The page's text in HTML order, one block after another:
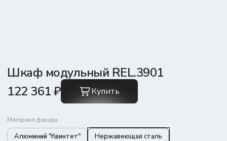
Шкаф модульный REL.3901
122 361 ₽
Купить
Материал фасада
Алюминий "Квинтет" Нержавеющая сталь